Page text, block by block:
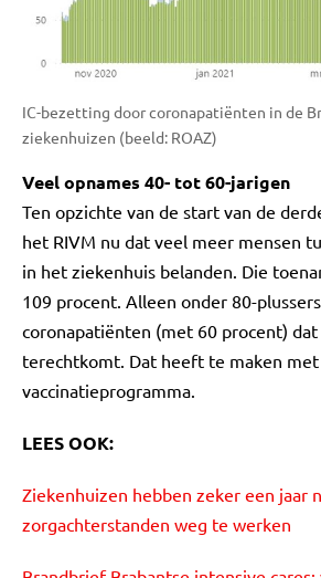
IC-bezetting door coronapatiënten in de
ziekenhuizen (beeld: ROAZ)
Veel opnames 40- tot 60-jarigen
Ten opzichte van de start van de
het RIVM nu dat veel meer mensen
in het ziekenhuis belanden. Die
109 procent. Alleen onder 80-
coronapatiënten (met 60 procent)
terechtkomt. Dat heeft te maken
vaccinatieprogramma.
LEES OOK:
Ziekenhuizen hebben zeker een jaar
zorgachterstanden weg te werken